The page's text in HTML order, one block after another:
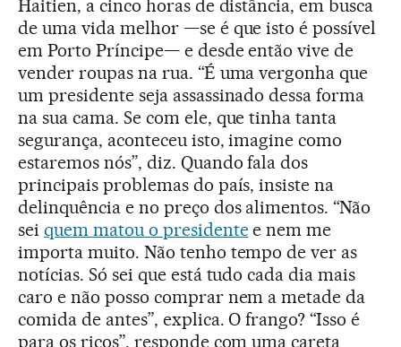
Haitien, a cinco horas de distância, em busca
de uma vida melhor —se é que isto é possível
em Porto Príncipe— e desde então vive de
vender roupas na rua. “É uma vergonha que
um presidente seja assassinado dessa forma
na sua cama. Se com ele, que tinha tanta
segurança, aconteceu isto, imagine como
estaremos nós”, diz. Quando fala dos
principais problemas do país, insiste na
delinquência e no preço dos alimentos. “Não
sei quem matou o presidentee nem me
importa muito. Não tenho tempo de ver as
notícias. Só sei que está tudo cada dia mais
caro e não posso comprar nem a metade da
comida de antes”, explica. O frango? “Isso é
para os ricos”, responde com uma careta